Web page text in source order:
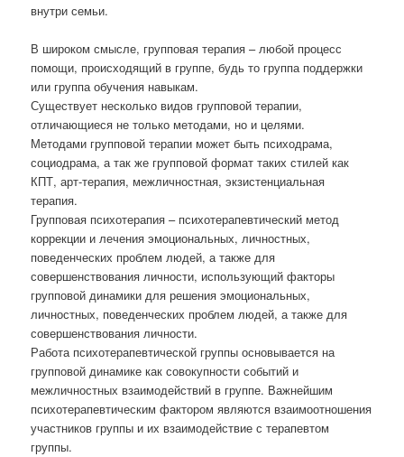
внутри семьи.
В широком смысле, групповая терапия – любой процесс
помощи, происходящий в группе, будь то группа поддержки
или группа обучения навыкам.
Существует несколько видов групповой терапии,
отличающиеся не только методами, но и целями.
Методами групповой терапии может быть психодрама,
социодрама, а так же групповой формат таких стилей как
КПТ, арт-терапия, межличностная, экзистенциальная
терапия.
Групповая психотерапия – психотерапевтический метод
коррекции и лечения эмоциональных, личностных,
поведенческих проблем людей, а также для
совершенствования личности, использующий факторы
групповой динамики для решения эмоциональных,
личностных, поведенческих проблем людей, а также для
совершенствования личности.
Работа психотерапевтической группы основывается на
групповой динамике как совокупности событий и
межличностных взаимодействий в группе. Важнейшим
психотерапевтическим фактором являются взаимоотношения
участников группы и их взаимодействие с терапевтом
группы.